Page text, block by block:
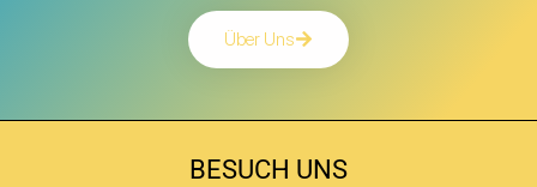
Über Uns
BESUCH UNS